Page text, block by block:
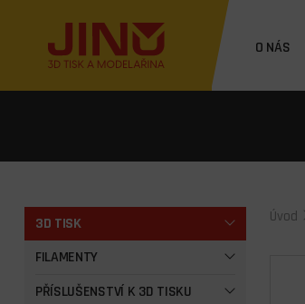
O NÁS
3D TISK
FILAMENTY
PŘÍSLUŠENSTVÍ K 3D TISKU
Úvod